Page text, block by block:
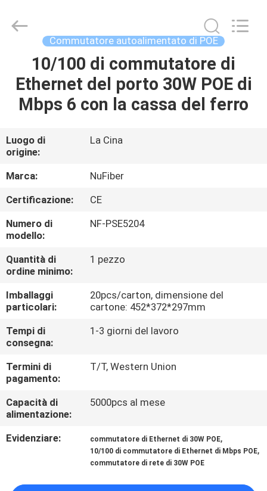
CASA
PRODOTTI
CIRCA
NOI
GIRO
DELLA
FABBRICA
CONTROLLO
DI
QUALITÀ
CONTATTICI
RICHIEDA
Co.,Ltd.
Commutatore autoalimentato di POE
10/100 di commutatore di
Ethernet del porto 30W POE di
Mbps 6 con la cassa del ferro
Luogo di
origine:
La Cina
Marca:
NuFiber
Certificazione:
CE
Numero di
modello:
NF-PSE5204
Quantità di
ordine minimo:
1 pezzo
Imballaggi
particolari:
20pcs/carton, dimensione del
cartone: 452*372*297mm
Tempi di
consegna:
1-3 giorni del lavoro
Termini di
pagamento:
T/T, Western Union
Capacità di
alimentazione:
5000pcs al mese
Evidenziare: commutatore di Ethernet di 30W POE,
10/100 di commutatore di Ethernet di Mbps POE,
commutatore di rete di 30W POE